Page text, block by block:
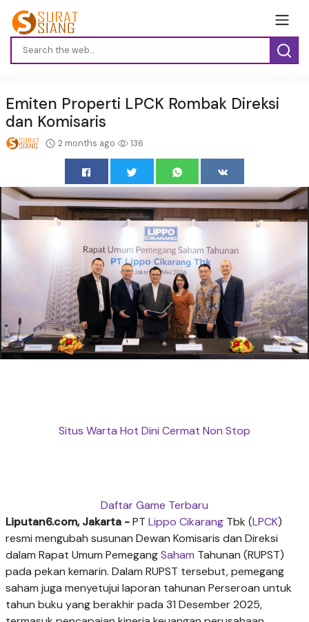
Emiten Properti LPCK Rombak Direksi
dan Komisaris
2 months ago 136
Situs Warta Hot Dini Cermat Non Stop
Daftar Game Terbaru
Liputan6.com, Jakarta -PT Lippo Cikarang Tbk (LPCK)
resmi mengubah susunan Dewan Komisaris dan Direksi
dalam Rapat Umum PemegangSaham Tahunan (RUPST)
pada pekan kemarin. Dalam RUPST tersebut, pemegang
saham juga menyetujui laporan tahunan Perseroan untuk
tahun buku yang berakhir pada 31 Desember 2025,